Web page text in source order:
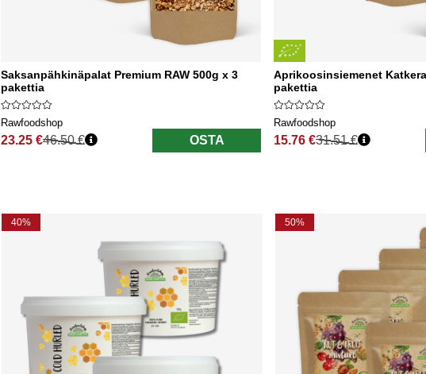
Saksanpähkinäpalat Premium RAW 500g x 3
pakettia
Rawfoodshop
23.25 €
Normaali hinta
46.50 € OSTA
Aprikoosinsiemenet
pakettia
Rawfoodshop
15.76 €
Normaali hinta
31.51 €
40% 50%